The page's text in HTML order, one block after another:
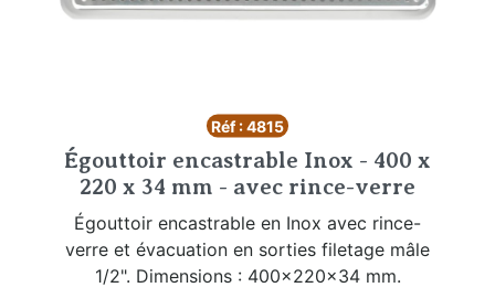
Réf : 4815
Égouttoir encastrable Inox - 400 x
220 x 34 mm - avec rince-verre
Égouttoir encastrable en Inox avec rince-
verre et évacuation en sorties filetage mâle
1/2". Dimensions : 400x220x34 mm.